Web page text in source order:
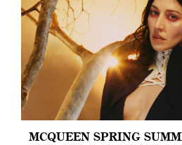
MCQUEEN SPRING